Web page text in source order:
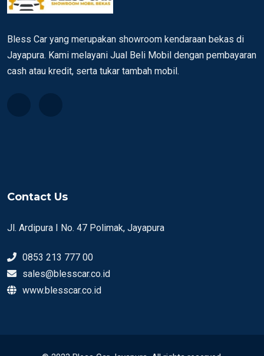
Bless Car yang merupakan showroom kendaraan bekas di
Jayapura. Kami melayani Jual Beli Mobil dengan pembayaran
cash atau kredit, serta tukar tambah mobil.
Contact Us
Jl. Ardipura I No. 47 Polimak, Jayapura
0853 213 777 00
sales@blesscar.co.id
www.blesscar.co.id